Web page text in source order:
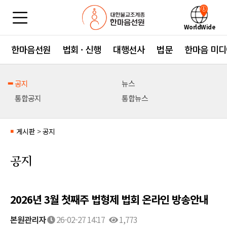
WorldWide
한마음선원 법회 · 신행 대행선사 법문 한마음 미
공지
뉴스
통합공지
통합뉴스
■ 게시판 >공지
공지
2026년 3월 첫째주 법형제 법회 온라인 방송안내
본원관리자 26-02-27 14:17 1,773